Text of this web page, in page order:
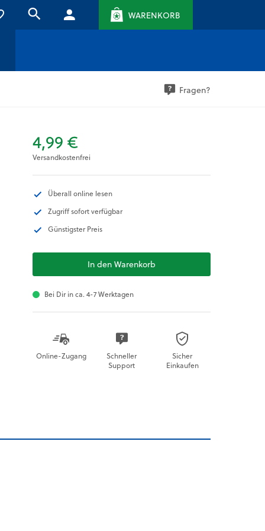
WARENKORB
Fragen?
4,99 €
Versandkostenfrei
Überall online lesen
Zugriff sofort verfügbar
Günstigster Preis
In den Warenkorb
Bei Dir in ca. 4-7 Werktagen
Online-Zugang
Schneller
Support
Sicher
Einkaufen